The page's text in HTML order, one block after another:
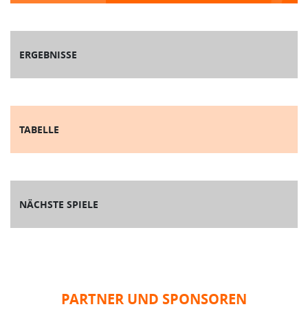
ERGEBNISSE
TABELLE
NÄCHSTE SPIELE
PARTNER UND SPONSOREN